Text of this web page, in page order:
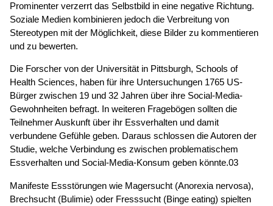
Prominenter verzerrt das Selbstbild in eine negative Richtung.
Soziale Medien kombinieren jedoch die Verbreitung von
Stereotypen mit der Möglichkeit, diese Bilder zu kommentieren
und zu bewerten.
Die Forscher von der Universität in Pittsburgh, Schools of
Health Sciences, haben für ihre Untersuchungen 1765 US-
Bürger zwischen 19 und 32 Jahren über ihre Social-Media-
Gewohnheiten befragt. In weiteren Fragebögen sollten die
Teilnehmer Auskunft über ihr Essverhalten und damit
verbundene Gefühle geben. Daraus schlossen die Autoren der
Studie, welche Verbindung es zwischen problematischem
Essverhalten und Social-Media-Konsum geben könnte.03
Manifeste Essstörungen wie Magersucht (Anorexia nervosa),
Brechsucht (Bulimie) oder Fresssucht (Binge eating) spielten